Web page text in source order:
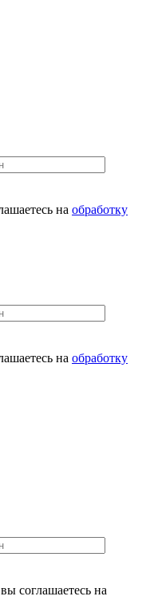
на обработку
на обработку
соглашаетесь на